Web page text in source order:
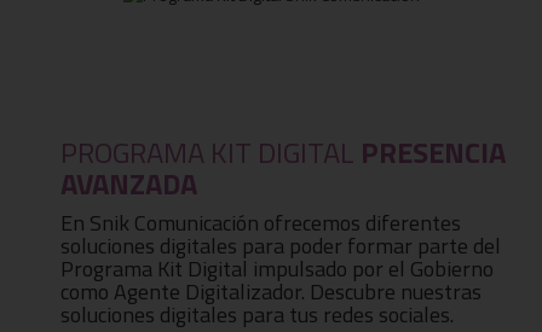
PROGRAMA KIT DIGITAL PRESENCIA
AVANZADA
En Snik Comunicación ofrecemos diferentes
soluciones digitales para poder formar parte del
Programa Kit Digital impulsado por el Gobierno
como Agente Digitalizador. Descubre nuestras
soluciones digitales para tus redes sociales.